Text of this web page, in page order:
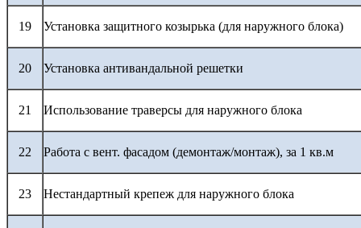
19 Установка защитного козырька (для наружного блока)
20 Установка антивандальной решетки
21 Использование траверсы для наружного блока
22 Работа с вент. фасадом (демонтаж/монтаж), за 1 кв.м
23 Нестандартный крепеж для наружного блока